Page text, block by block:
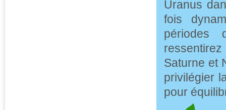
Uranus
fois
périodes
Saturne et
privilégier
pour